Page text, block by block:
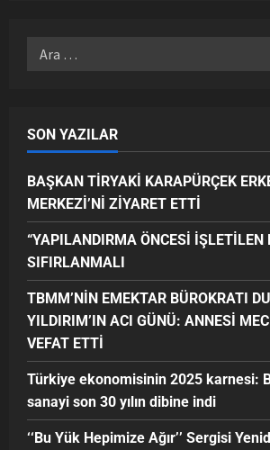
SON YAZILAR
BAŞKAN TİRYAKİ KARAPÜRÇEK
MERKEZİ’Nİ ZİYARET ETTİ
“YAPILANDIRMA ÖNCESİ İŞLETİLEN
SIFIRLANMALI
TBMM’NİN EMEKTAR BÜROKRATI
YILDIRIM’IN ACI GÜNÜ: ANNESİ
VEFAT ETTİ
Türkiye ekonomisinin 2025 karnesi:
sanayi son 30 yılın dibine indi
‘‘Bu Yük Hepimize Ağır’’ Sergisi